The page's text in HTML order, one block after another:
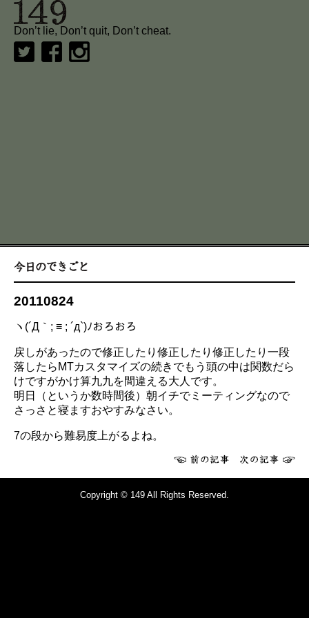
Don’t lie, Don’t quit, Don’t cheat.
20110824
ヽ(´Д｀; ≡ ; ´д`)ﾉおろおろ
戻しがあったので修正したり修正したり修正したり一段
落したらMTカスタマイズの続きでもう頭の中は関数だら
けですがかけ算九九を間違える大人です。
明日（というか数時間後）朝イチでミーティングなので
さっさと寝ますおやすみなさい。
7の段から難易度上がるよね。
Copyright © 149 All Rights Reserved.